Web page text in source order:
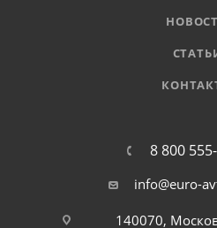
8 800
info@euro-
140070,